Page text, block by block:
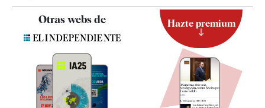
Contacto
Quiénes somos
Especificaciones
Otras webs de Hazte premium